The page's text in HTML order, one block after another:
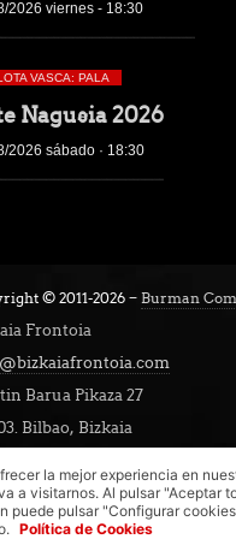
2026 viernes - 18:30
VASCA: PALA
Nagusia 2026
2026 sábado · 18:30
© 2011-2026 − Burman
Frontoia
Barua Pikaza 27
Bilbao, Bizkaia
la mejor experiencia en
a visitarnos. Al pulsar "Aceptar
puede pulsar "Configurar
Política de Cookies